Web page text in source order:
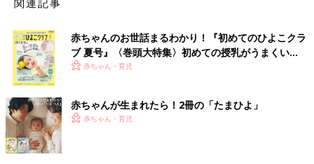
赤ちゃんのお世話まるわかり！『初めてのひよこクラ
ブ 夏号』〈巻頭大特集〉初めての授乳がうまくい
く！ おっぱい・ミルクの基本と夏のトラブル 解決テ
赤ちゃん・育児
赤ちゃんが生まれたら！2冊の「たまひよ」
赤ちゃん・育児